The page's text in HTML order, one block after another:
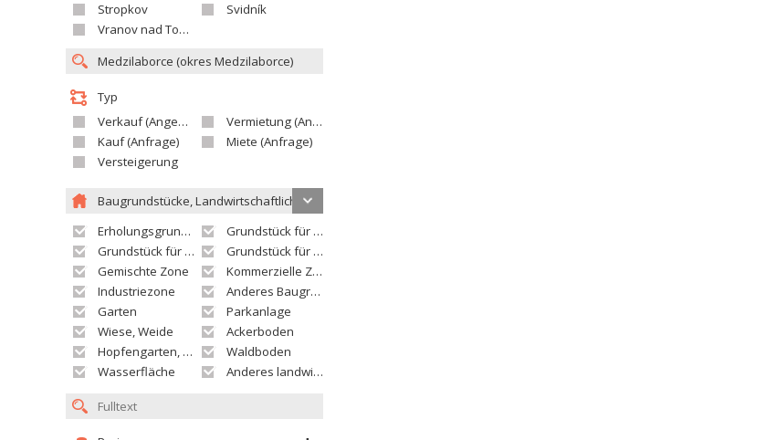
Stropkov
Svidník
Vranov nad Topľou
Typ
Verkauf (Angebot)
Vermietung (Angebot)
Kauf (Anfrage)
Miete (Anfrage)
Versteigerung
Baugrundstücke, Landwirtschaftliche grundstücke
Erholungsgrundstück
Grundstück für Einfamilienhäuser
Grundstück für Wohnhäuser
Grundstück für Versorgungseinrichtungen
Gemischte Zone
Kommerzielle Zone
Industriezone
Anderes Baugrundstück
Garten
Parkanlage
Wiese, Weide
Ackerboden
Hopfengarten, Weingarten
Waldboden
Wasserfläche
Anderes landwirtschaftliches Grundstück